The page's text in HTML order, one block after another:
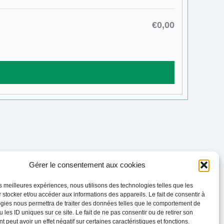
Gérer le consentement aux cookies
meilleures expériences, nous utilisons des technologies telles que les
stocker et/ou accéder aux informations des appareils. Le fait de consentir à
nous permettra de traiter des données telles que le comportement de
les ID uniques sur ce site. Le fait de ne pas consentir ou de retirer son
peut avoir un effet négatif sur certaines caractéristiques et fonctions.
€0,00
Évènement suivant→